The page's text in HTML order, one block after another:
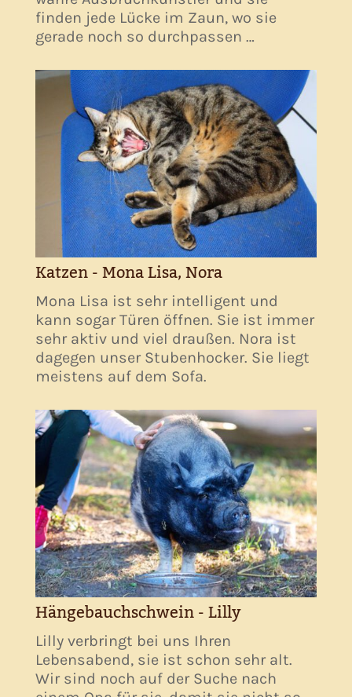
finden jede Lücke im Zaun, wo sie
gerade noch so durchpassen …
Katzen - Mona Lisa, Nora
Mona Lisa ist sehr intelligent und
kann sogar Türen öffnen. Sie ist immer
sehr aktiv und viel draußen. Nora ist
dagegen unser Stubenhocker. Sie liegt
meistens auf dem Sofa.
Hängebauchschwein - Lilly
Lilly verbringt bei uns Ihren
Lebensabend, sie ist schon sehr alt.
Wir sind noch auf der Suche nach